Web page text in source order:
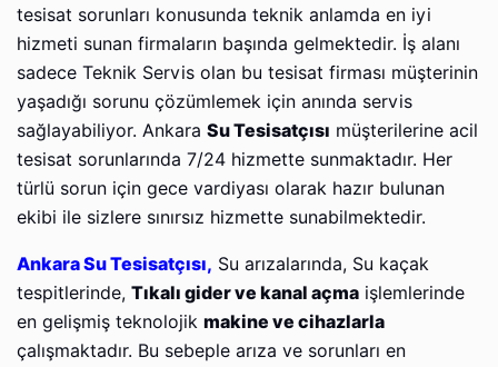
tesisat sorunları konusunda teknik anlamda en iyi
hizmeti sunan firmaların başında gelmektedir. İş alanı
sadece Teknik Servis olan bu tesisat firması müşterinin
yaşadığı sorunu çözümlemek için anında servis
sağlayabiliyor. Ankara Su Tesisatçısı müşterilerine acil
tesisat sorunlarında 7/24 hizmette sunmaktadır. Her
türlü sorun için gece vardiyası olarak hazır bulunan
ekibi ile sizlere sınırsız hizmette sunabilmektedir.
Ankara Su Tesisatçısı, Su arızalarında, Su kaçak
tespitlerinde, Tıkalı gider ve kanal açma işlemlerinde
en gelişmiş teknolojik makine ve cihazlarla
çalışmaktadır. Bu sebeple arıza ve sorunları en